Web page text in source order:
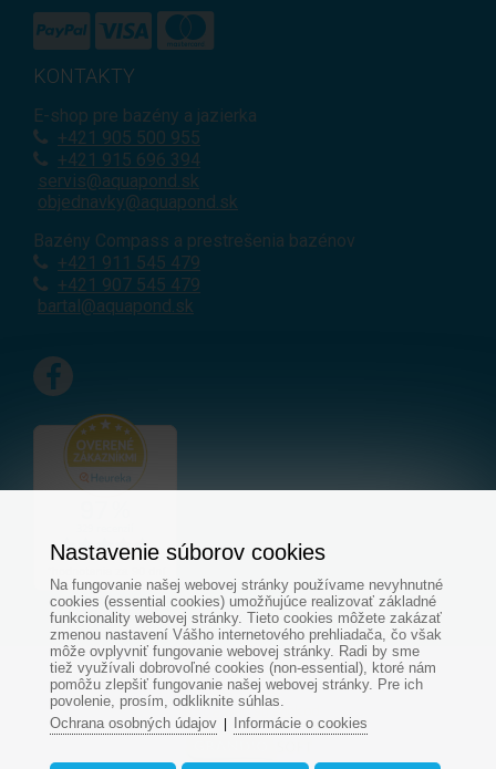
KONTAKTY
E-shop pre bazény a jazierka
+421 905 500 955
+421 915 696 394
servis@aquapond.sk
objednavky@aquapond.sk
Bazény Compass a prestrešenia bazénov
+421 911 545 479
+421 907 545 479
bartal@aquapond.sk
© Všetky práva vyhradené - www.aquapond.sk
Tvorba web stránok
Nastavenie súborov cookies
Na fungovanie našej webovej stránky používame nevyhnutné
cookies (essential cookies) umožňujúce realizovať základné
funkcionality webovej stránky. Tieto cookies môžete zakázať
zmenou nastavení Vášho internetového prehliadača, čo však
môže ovplyvniť fungovanie webovej stránky. Radi by sme
tiež využívali dobrovoľné cookies (non-essential), ktoré nám
pomôžu zlepšiť fungovanie našej webovej stránky. Pre ich
povolenie, prosím, odkliknite súhlas.
Ochrana osobných údajov| Informácie o cookies